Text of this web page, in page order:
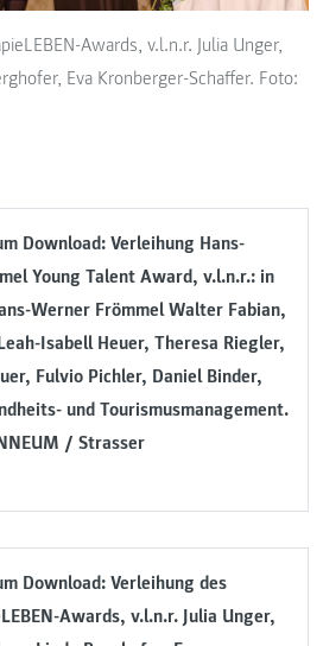
Awards, v.l.n.r. Julia Unger,
Eva Kronberger-Schaffer. Foto:
Download: Verleihung Hans-
Young Talent Award, v.l.n.r.: in
Werner Frömmel Walter Fabian,
Isabell Heuer, Theresa Riegler,
Fulvio Pichler, Daniel Binder,
und Tourismusmanagement.
/ Strasser
Download: Verleihung des
Awards, v.l.n.r. Julia Unger,